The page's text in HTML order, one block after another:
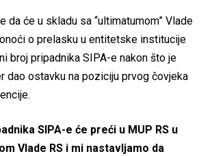
da će u skladu sa “ultimatumom” Vlade
o prelasku u entitetske institucije
broj pripadnika SIPA-e nakon što je
dao ostavku na poziciju prvog čovjeka
SIPA-e će preći u MUP RS u
Vlade RS i mi nastavljamo da